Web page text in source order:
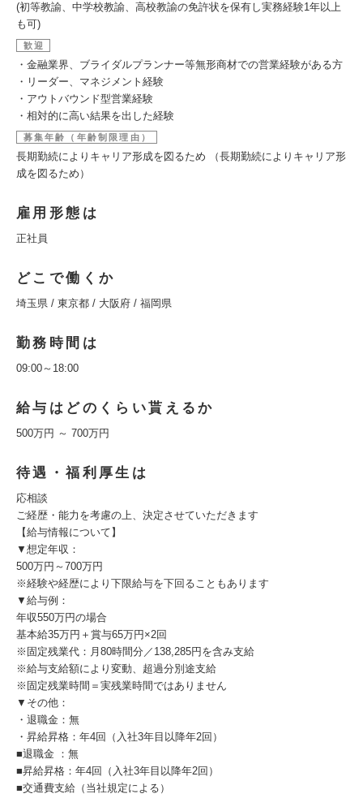
(初等教諭、中学校教諭、高校教諭の免許状を保有し実務経験1年以上
も可)
歓迎
・金融業界、ブライダルプランナー等無形商材での営業経験がある方
・リーダー、マネジメント経験
・アウトバウンド型営業経験
・相対的に高い結果を出した経験
募集年齢（年齢制限理由）
長期勤続によりキャリア形成を図るため （長期勤続によりキャリア形
成を図るため）
雇用形態は
正社員
どこで働くか
埼玉県 / 東京都 / 大阪府 / 福岡県
勤務時間は
09:00～18:00
給与はどのくらい貰えるか
500万円 ～ 700万円
待遇・福利厚生は
応相談
ご経歴・能力を考慮の上、決定させていただきます
【給与情報について】
▼想定年収：
500万円～700万円
※経験や経歴により下限給与を下回ることもあります
▼給与例：
年収550万円の場合
基本給35万円＋賞与65万円×2回
※固定残業代：月80時間分／138,285円を含み支給
※給与支給額により変動、超過分別途支給
※固定残業時間＝実残業時間ではありません
▼その他：
・退職金：無
・昇給昇格：年4回（入社3年目以降年2回）
■退職金 ：無
■昇給昇格：年4回（入社3年目以降年2回）
■交通費支給（当社規定による）